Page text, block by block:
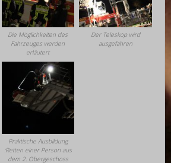
Die Möglichkeiten des
Fahrzeuges werden
erläutert
Der Teleskop wird
ausgefahren
Praktische Ausbildung
:Retten einer Person aus
dem 2. Obergeschoss